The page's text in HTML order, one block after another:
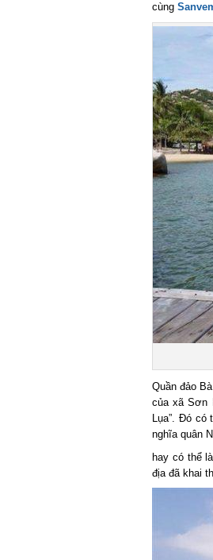
cùng
Quần đảo
của xã Sơn
Lụa”. Đó có
nghĩa quân
hay có thể
địa đã khai